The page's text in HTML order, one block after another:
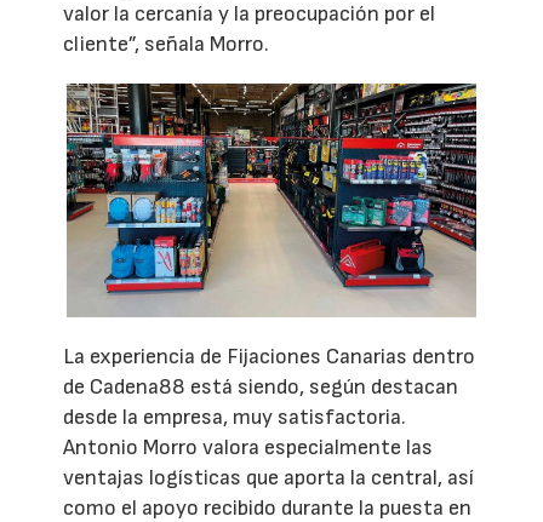
valor la cercanía y la preocupación por el
cliente”, señala Morro.
La experiencia de Fijaciones Canarias dentro
de Cadena88 está siendo, según destacan
desde la empresa, muy satisfactoria.
Antonio Morro valora especialmente las
ventajas logísticas que aporta la central, así
como el apoyo recibido durante la puesta en